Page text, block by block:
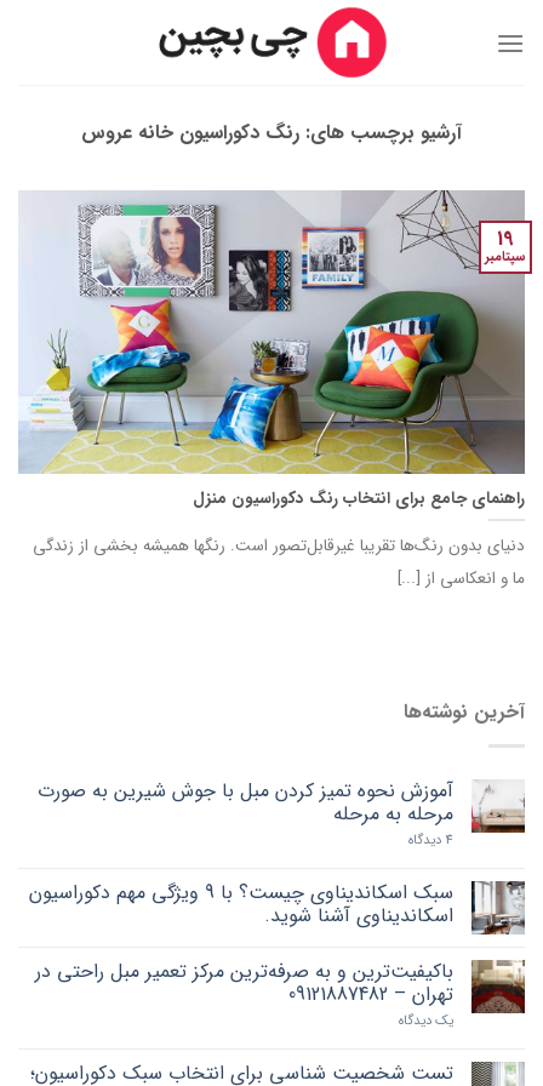
آرشیو برچسب های: رنگ دکوراسیون خانه عروس
راهنمای جامع برای انتخاب رنگ دکوراسیون منزل
دنیای بدون رنگ‌ها تقریبا غیرقابل‌تصور است. رنگ‎ها همیشه بخشی از زندگی
ما و انعکاسی از [...]
19
سپتامبر
آخرین نوشته‌ها
آموزش نحوه تمیز کردن مبل با جوش شیرین به صورت
مرحله به مرحله
4 دیدگاه
سبک اسکاندیناوی چیست؟ با 9 ویژگی مهم دکوراسیون
اسکاندیناوی آشنا شوید.
باکیفیت‌ترین و به صرفه‌ترین مرکز تعمیر مبل راحتی در
تهران – 09121887482
یک دیدگاه
تست شخصیت شناسی برای انتخاب سبک دکوراسیون؛